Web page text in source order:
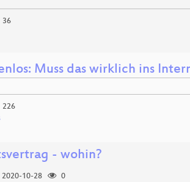
36
Muss das wirklich ins
226
- wohin?
2020-10-28
0